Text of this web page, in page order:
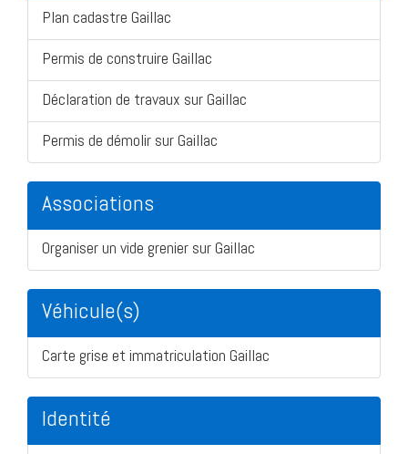
Plan cadastre Gaillac
Permis de construire Gaillac
Déclaration de travaux sur Gaillac
Permis de démolir sur Gaillac
Associations
Organiser un vide grenier sur Gaillac
Véhicule(s)
Carte grise et immatriculation Gaillac
Identité